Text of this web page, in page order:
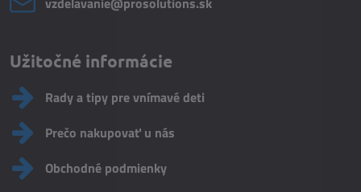
Užitočné informácie
Rady a tipy pre vnímavé deti
Prečo nakupovať u nás
Obchodné podmienky